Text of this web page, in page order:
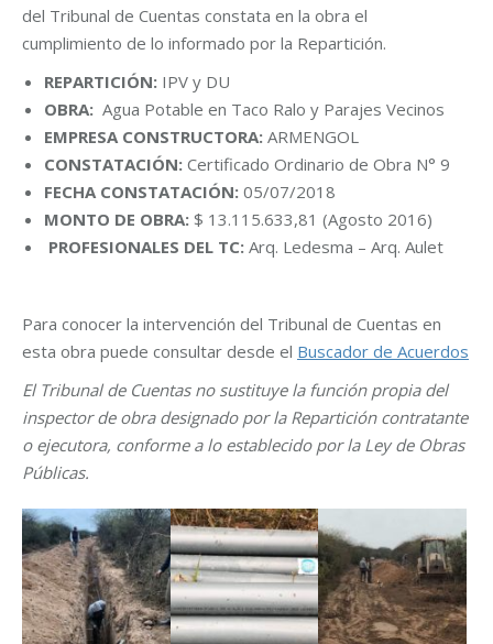
del Tribunal de Cuentas constata en la obra el
cumplimiento de lo informado por la Repartición.
REPARTICIÓN: IPV y DU
OBRA: Agua Potable en Taco Ralo y Parajes Vecinos
EMPRESA CONSTRUCTORA: ARMENGOL
CONSTATACIÓN: Certificado Ordinario de Obra N° 9
FECHA CONSTATACIÓN: 05/07/2018
MONTO DE OBRA: $ 13.115.633,81 (Agosto 2016)
PROFESIONALES DEL TC: Arq. Ledesma – Arq. Aulet
Para conocer la intervención del Tribunal de Cuentas en
esta obra puede consultar desde el Buscador de Acuerdos
El Tribunal de Cuentas no sustituye la función propia del
inspector de obra designado por la Repartición contratante
o ejecutora, conforme a lo establecido por la Ley de Obras
Públicas.